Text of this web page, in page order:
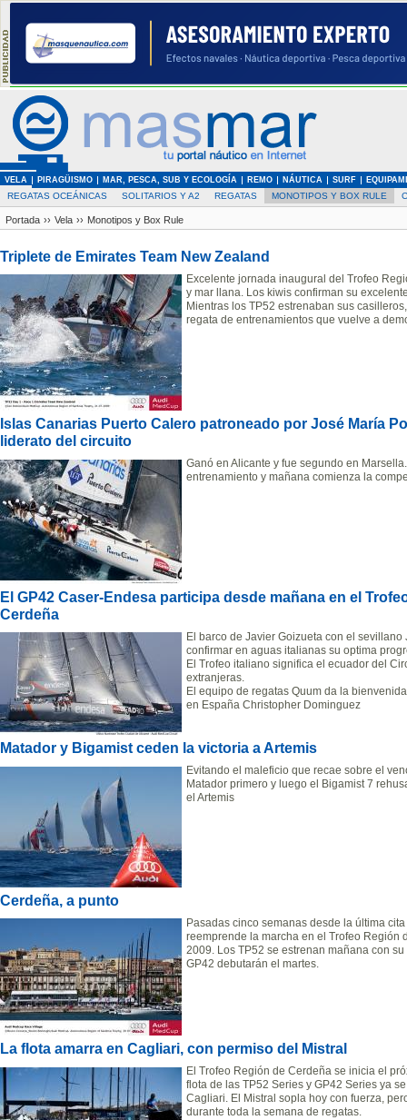
VELA PIRAGÜISMO MAR, PESCA, SUB Y ECOLOGÍA REMO NÁUTICA SURF
REGATAS OCEÁNICAS SOLITARIOS Y A2 REGATAS MONOTIPOS Y BOX RULE
Portada ›› Vela ›› Monotipos y Box Rule
Triplete de Emirates Team New Zealand
Excelente jornada inaugural del Trofeo
y mar llana. Los kiwis confirman su
Mientras los TP52 estrenaban sus
regata de entrenamientos que vuelve a
Islas Canarias Puerto Calero patroneado por José María
liderato del circuito
Ganó en Alicante y fue segundo en
entrenamiento y mañana comienza la
El GP42 Caser-Endesa participa desde mañana en el
Cerdeña
El barco de Javier Goizueta con el
confirmar en aguas italianas su optima
El Trofeo italiano significa el ecuador del
extranjeras.
El equipo de regatas Quum da la
en España Christopher Dominguez
Matador y Bigamist ceden la victoria a Artemis
Evitando el maleficio que recae sobre el
Matador primero y luego el Bigamist 7
el Artemis
Cerdeña, a punto
Pasadas cinco semanas desde la última
reemprende la marcha en el Trofeo Región
2009. Los TP52 se estrenan mañana con
GP42 debutarán el martes.
La flota amarra en Cagliari, con permiso del Mistral
El Trofeo Región de Cerdeña se inicia el
flota de las TP52 Series y GP42 Series ya
Cagliari. El Mistral sopla hoy con fuerza,
durante toda la semana de regatas.